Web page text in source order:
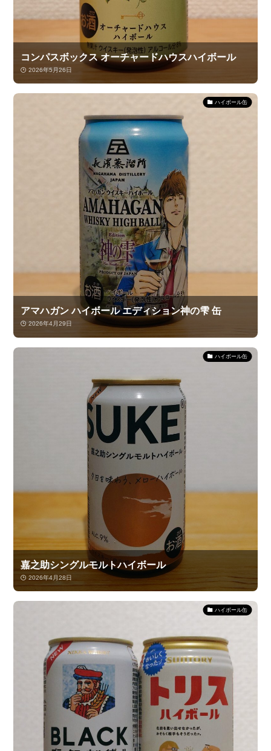
コンパスボックス オーチャードハウスハイボール
2026年5月26日
ハイボール缶
アマハガン ハイボール エディション神の雫 缶
2026年4月29日
ハイボール缶
嘉之助シングルモルトハイボール
2026年4月28日
ハイボール缶